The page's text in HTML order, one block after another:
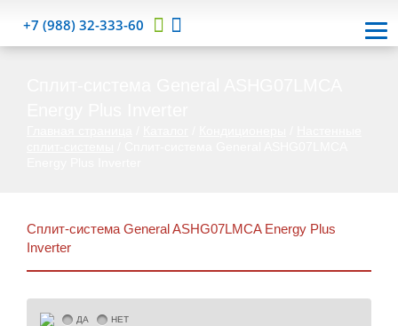
+7 (988) 32-333-60
Сплит-система General ASHG07LMCA Energy Plus
Inverter
ДА НЕТ